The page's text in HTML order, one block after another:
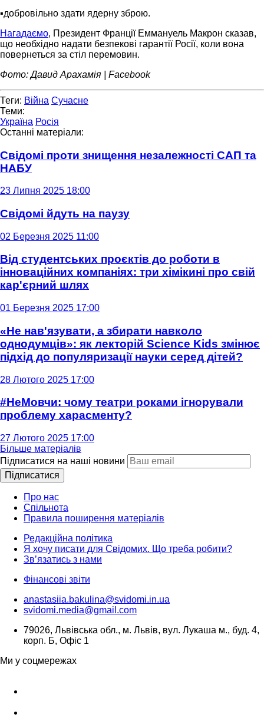
▪️добровільно здати ядерну зброю.
Нагадаємо, Президент Франції Еммануель Макрон сказав,
що необхідно надати безпекові гарантії Росії, коли вона
повернеться за стіл перемовин.
Фото: Давид Арахамія | Facebook
Теги: Війна Сучасне
Теми:
Україна Росія
Останні матеріали:
Свідомі проти знищення незалежності САП та
НАБУ
23 Липня 2025 18:00
Свідомі йдуть на паузу
02 Березня 2025 11:00
Від студентських проєктів до роботи в
інноваційних компаніях: три хімікині про свій
кар'єрний шлях
01 Березня 2025 17:00
«Не нав'язувати, а збирати навколо
однодумців»: як лекторій Science Kids змінює
підхід до популяризації науки серед дітей?
28 Лютого 2025 17:00
#НеМовчи: чому театри роками ігнорували
проблему харасменту?
27 Лютого 2025 17:00
Більше матеріалів
Підписатися на наші новини
Підписатися
Про нас
Спільнота
Правила поширення матеріалів
Редакційна політика
Я хочу писати для Свідомих. Що треба робити?
Зв’язатись з нами
Фінансові звіти
anastasiia.bakulina@svidomi.in.ua
svidomi.media@gmail.com
79026, Львівська обл., м. Львів, вул. Лукаша м., буд. 4,
корп. Б, Офіс 1
Ми у соцмережах